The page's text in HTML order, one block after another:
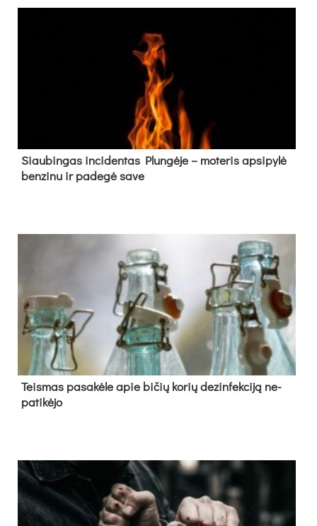
Siau­bin­gas in­ci­den­tas Plun­gė­je – mo­te­ris ap­si­py­lė
ben­zi­nu ir pa­de­gė sa­ve
Teis­mas pa­sa­kė­le apie bi­čių ko­rių de­zin­fek­ci­ją ne­
pa­ti­kė­jo